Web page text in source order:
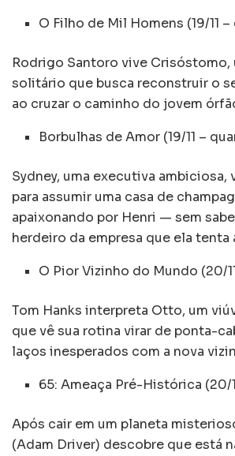
O Filho de Mil Homens (19/11
Rodrigo Santoro vive Crisóstomo,
solitário que busca reconstruir o
ao cruzar o caminho do jovem
Borbulhas de Amor (19/11 –
Sydney, uma executiva ambiciosa,
para assumir uma casa de
apaixonando por Henri — sem
herdeiro da empresa que ela tenta
O Pior Vizinho do Mundo (20/
Tom Hanks interpreta Otto, um
que vê sua rotina virar de ponta-
laços inesperados com a nova
65: Ameaça Pré-Histórica (20/
Após cair em um planeta
(Adam Driver) descobre que está